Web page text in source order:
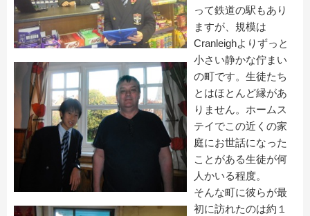
って鉄道の駅もあり
ますが、規模は
Cranleighよりずっと
小さい静かな佇まい
の町です。生徒たち
とはほとんど縁があ
りません。ホームス
テイでこの近くの家
庭にお世話になった
ことがある生徒が何
人かいる程度。
そんな町に彼らが最
初に訪れたのは約１